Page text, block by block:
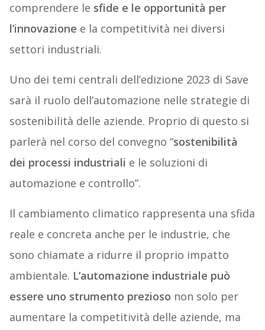
comprendere le sfide e le opportunità per
l’innovazione e la competitività nei diversi
settori industriali.
Uno dei temi centrali dell’edizione 2023 di Save
sarà il ruolo dell’automazione nelle strategie di
sostenibilità delle aziende. Proprio di questo si
parlerà nel corso del convegno “sostenibilità
dei processi industriali e le soluzioni di
automazione e controllo”.
Il cambiamento climatico rappresenta una sfida
reale e concreta anche per le industrie, che
sono chiamate a ridurre il proprio impatto
ambientale. L’automazione industriale può
essere uno strumento prezioso non solo per
aumentare la competitività delle aziende, ma